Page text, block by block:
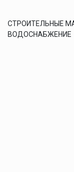
СТРОИТЕЛЬНЫЕ
ВОДОСНАБЖЕНИЕ